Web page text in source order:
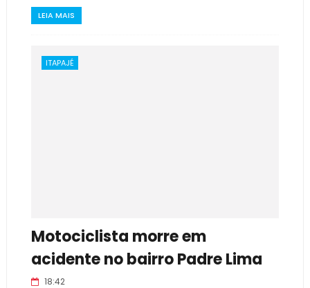
LEIA MAIS
ITAPAJÉ
Motociclista morre em
acidente no bairro Padre Lima
18:42